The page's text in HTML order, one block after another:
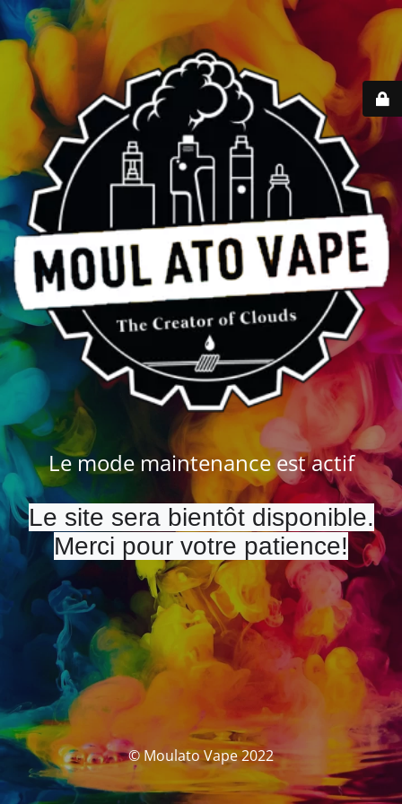
Le mode maintenance est actif
Le site sera bientôt disponible.
Merci pour votre patience!
© Moulato Vape 2022